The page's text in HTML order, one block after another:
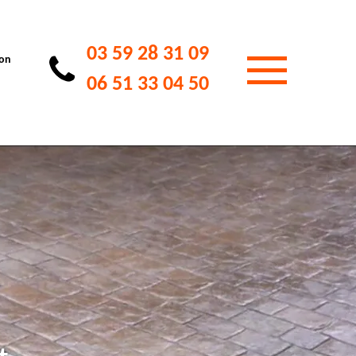
03 59 28 31 09
06 51 33 04 50